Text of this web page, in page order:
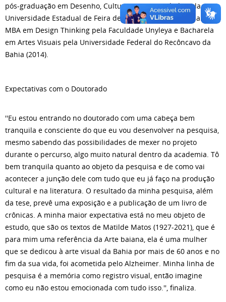
pós-graduação em Desenho, Cultura e Interatividade pela
Universidade Estadual de Feira de Santana (2018),especialista
MBA em Design Thinking pela Faculdade Unyleya e Bacharela
em Artes Visuais pela Universidade Federal do Recôncavo da
Bahia (2014).
Expectativas com o Doutorado
''Eu estou entrando no doutorado com uma cabeça bem
tranquila e consciente do que eu vou desenvolver na pesquisa,
mesmo sabendo das possibilidades de mexer no projeto
durante o percurso, algo muito natural dentro da academia. Tô
bem tranquila quanto ao objeto da pesquisa e de como vai
acontecer a junção dele com tudo que eu já faço na produção
cultural e na literatura. O resultado da minha pesquisa, além
da tese, prevê uma exposição e a publicação de um livro de
crônicas. A minha maior expectativa está no meu objeto de
estudo, que são os textos de Matilde Matos (1927-2021), que é
para mim uma referência da Arte baiana, ela é uma mulher
que se dedicou à arte visual da Bahia por mais de 60 anos e no
fim da sua vida, foi acometida pelo Alzheimer. Minha linha de
pesquisa é a memória como registro visual, então imagine
como eu não estou emocionada com tudo isso.'', finaliza.